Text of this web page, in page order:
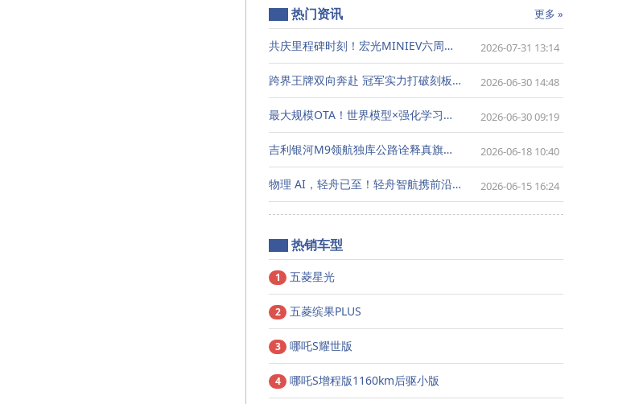
热门资讯 更多 »
共庆里程碑时刻！宏光MINIEV六周年暨五菱代步车300万用户盛典8月7日将登陆成都 2026-07-31 13:14
跨界王牌双向奔赴 冠军实力打破刻板认知-张黎点赞吉利银河星耀7 MAX全能品质 2026-06-30 14:48
最大规模OTA！世界模型×强化学习，地平线HSD V2.0重构端到端上限 2026-06-30 09:19
吉利银河M9领航独库公路诠释真旗舰价值 2026-06-18 10:40
物理 AI，轻舟已至！轻舟智航携前沿物理AI技术亮相2026重庆国际车展 2026-06-15 16:24
热销车型
1 五菱星光
2 五菱缤果PLUS
3 哪吒S耀世版
4 哪吒S增程版1160km后驱小版